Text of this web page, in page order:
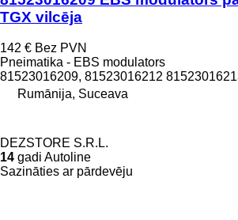
TGX vilcēja
142 € Bez PVN
Pneimatika - EBS modulators
81523016209, 81523016212
Rumānija, Suceava
DEZSTORE S.R.L.
14 gadi Autoline
Sazināties ar pārdevēju